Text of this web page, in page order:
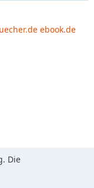
ebook.de
Die